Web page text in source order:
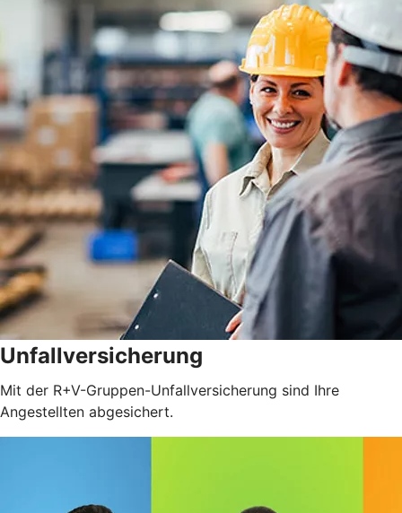
Unfallversicherung
Mit der R+V-Gruppen-Unfallversicherung sind Ihre
Angestellten abgesichert.